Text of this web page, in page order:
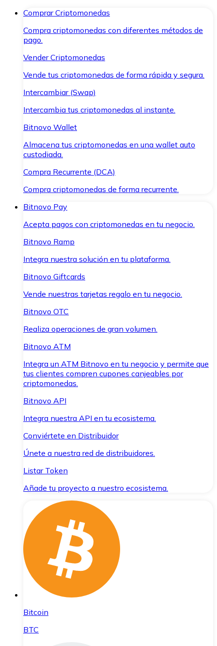
Comprar Criptomonedas
Compra criptomonedas con diferentes métodos de
pago.
Vender Criptomonedas
Vende tus criptomonedas de forma rápida y segura.
Intercambiar (Swap)
Intercambia tus criptomonedas al instante.
Bitnovo Wallet
Almacena tus criptomonedas en una wallet auto
custodiada.
Compra Recurrente (DCA)
Compra criptomonedas de forma recurrente.
Bitnovo Pay
Acepta pagos con criptomonedas en tu negocio.
Bitnovo Ramp
Integra nuestra solución en tu plataforma.
Bitnovo Giftcards
Vende nuestras tarjetas regalo en tu negocio.
Bitnovo OTC
Realiza operaciones de gran volumen.
Bitnovo ATM
Integra un ATM Bitnovo en tu negocio y permite que
tus clientes compren cupones canjeables por
criptomonedas.
Bitnovo API
Integra nuestra API en tu ecosistema.
Conviértete en Distribuidor
Únete a nuestra red de distribuidores.
Listar Token
Añade tu proyecto a nuestro ecosistema.
Bitcoin
BTC